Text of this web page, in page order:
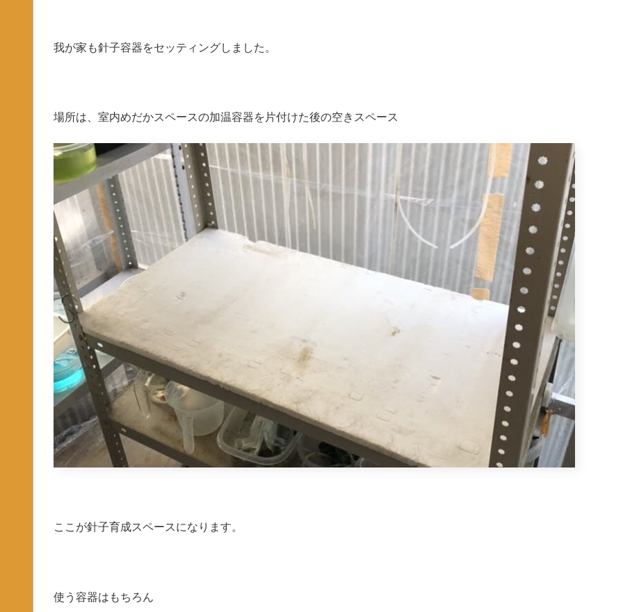
我が家も針子容器をセッティングしました。
場所は、室内めだかスペースの加温容器を片付けた後の空きスペース
ここが針子育成スペースになります。
使う容器はもちろん